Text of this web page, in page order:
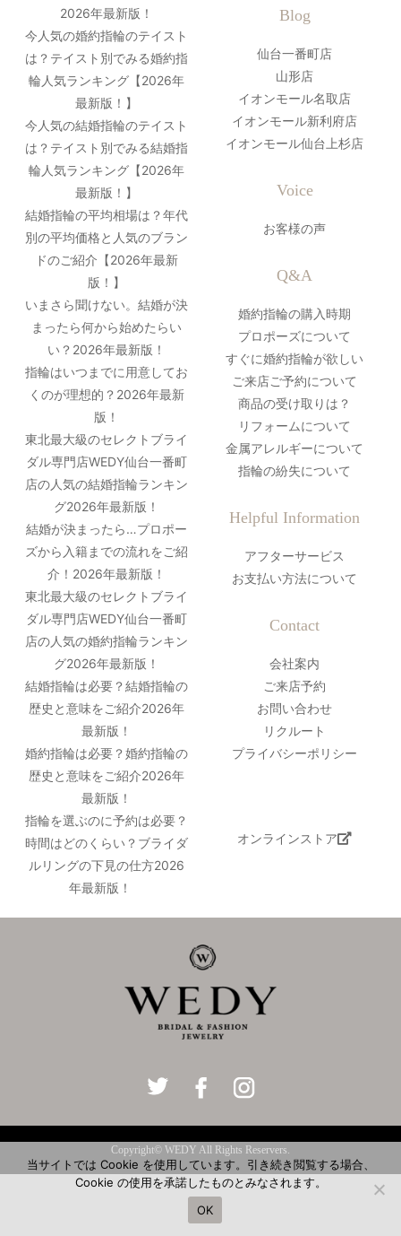
2026年最新版！
今人気の婚約指輪のテイスト
は？テイスト別でみる婚約指
輪人気ランキング【2026年
最新版！】
今人気の結婚指輪のテイスト
は？テイスト別でみる結婚指
輪人気ランキング【2026年
最新版！】
結婚指輪の平均相場は？年代
別の平均価格と人気のブラン
ドのご紹介【2026年最新
版！】
いまさら聞けない。結婚が決
まったら何から始めたらい
い？2026年最新版！
指輪はいつまでに用意してお
くのが理想的？2026年最新
版！
東北最大級のセレクトブライ
ダル専門店WEDY仙台一番町
店の人気の結婚指輪ランキン
グ2026年最新版！
結婚が決まったら…プロポー
ズから入籍までの流れをご紹
介！2026年最新版！
東北最大級のセレクトブライ
ダル専門店WEDY仙台一番町
店の人気の婚約指輪ランキン
グ2026年最新版！
結婚指輪は必要？結婚指輪の
歴史と意味をご紹介2026年
最新版！
婚約指輪は必要？婚約指輪の
歴史と意味をご紹介2026年
最新版！
指輪を選ぶのに予約は必要？
時間はどのくらい？ブライダ
ルリングの下見の仕方2026
年最新版！
Blog
仙台一番町店
山形店
イオンモール名取店
イオンモール新利府店
イオンモール仙台上杉店
Voice
お客様の声
Q&A
婚約指輪の購入時期
プロポーズについて
すぐに婚約指輪が欲しい
ご来店ご予約について
商品の受け取りは？
リフォームについて
金属アレルギーについて
指輪の紛失について
Helpful Information
アフターサービス
お支払い方法について
Contact
会社案内
ご来店予約
お問い合わせ
リクルート
プライバシーポリシー
オンラインストア
Copyright© WEDY All Rights Reservers.
当サイトでは Cookie を使用しています。引き続き閲覧する場合、
Cookie の使用を承諾したものとみなされます。
OK